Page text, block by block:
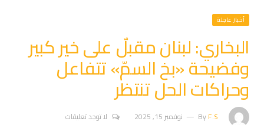
أخبار عاجلة
البخاري: لبنان مقبلٌ على خير كبير
وفضيحة «بخ السمّ» تتفاعل
وحراكات الحل تنتظر
ByF.S نوفمبر 15, 2025 لا توجد تعليقات